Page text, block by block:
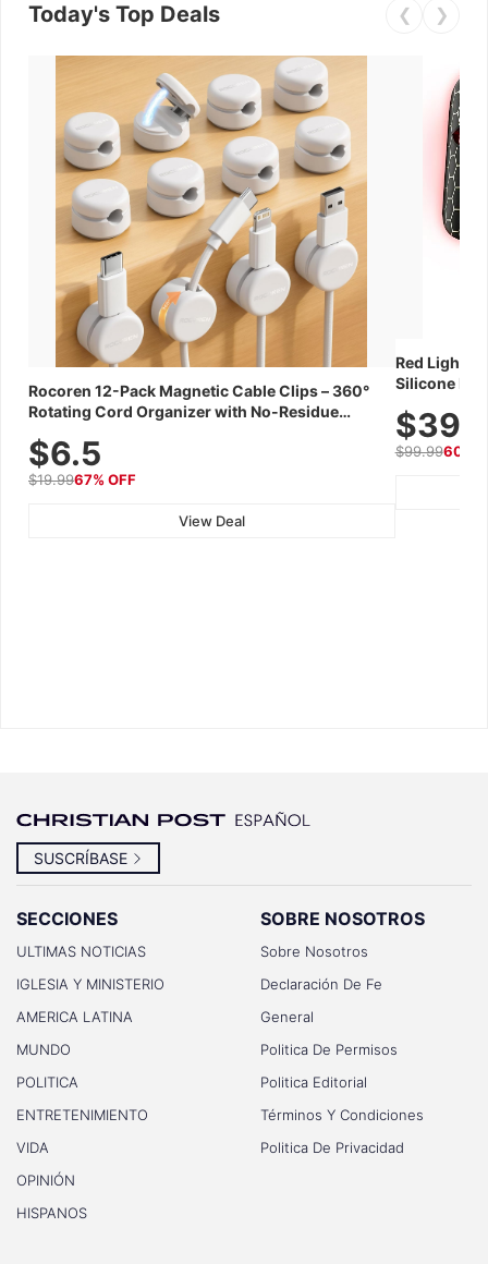
Today's Top Deals ❮ ❯
Rocoren 12-Pack Magnetic Cable Clips – 360°
Rotating Cord Organizer with No-Residue
Wall, Car & Office, White
$6.5
$19.9967% OFF
View Deal
Red Light
Silicone
$99.9960%
SUSCRÍBASE
SECCIONES
ULTIMAS NOTICIAS
IGLESIA Y MINISTERIO
AMERICA LATINA
MUNDO
POLITICA
ENTRETENIMIENTO
VIDA
OPINIÓN
HISPANOS
SOBRE NOSOTROS
Sobre Nosotros
Declaración De Fe
General
Politica De Permisos
Politica Editorial
Términos Y Condiciones
Politica De Privacidad